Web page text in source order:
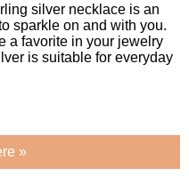
silver necklace is an
sparkle on and with you.
a favorite in your jewelry
is suitable for everyday
»